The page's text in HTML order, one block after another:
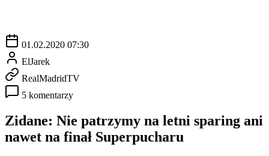
01.02.2020 07:30
ElJarek
RealMadridTV
5 komentarzy
Zidane: Nie patrzymy na letni sparing ani
nawet na finał Superpucharu